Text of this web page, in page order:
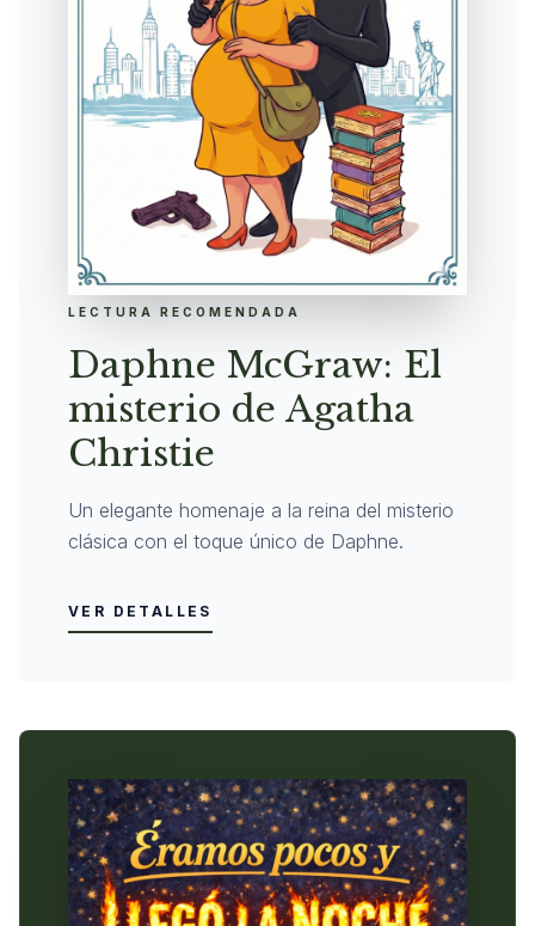
LECTURA RECOMENDADA
Daphne McGraw: El
misterio de Agatha
Christie
Un elegante homenaje a la reina del misterio
clásica con el toque único de Daphne.
VER DETALLES